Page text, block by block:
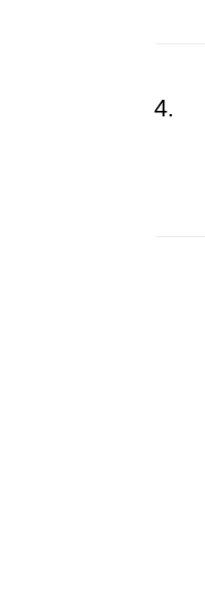
4.